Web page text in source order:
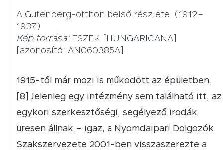
A Gutenberg-otthon belső részletei (1912–
1937)
Kép forrása:FSZEK [HUNGARICANA]
[azonosító: AN060385A]
1915-től már mozi is működött az épületben.
[8] Jelenleg egy intézmény sem található itt, az
egykori szerkesztőségi, segélyező irodák
üresen állnak – igaz, a Nyomdaipari Dolgozók
Szakszervezete 2001-ben visszaszerezte a